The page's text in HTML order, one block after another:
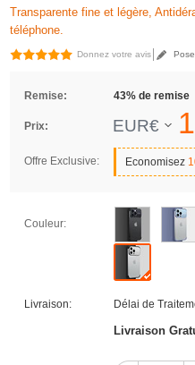
Transparente fine et légère,
téléphone.
Donnez votre avis
Remise: 43% de remise
Prix: EUR€
Offre Exclusive: Economisez
Couleur:
Livraison: Délai de
Livraison